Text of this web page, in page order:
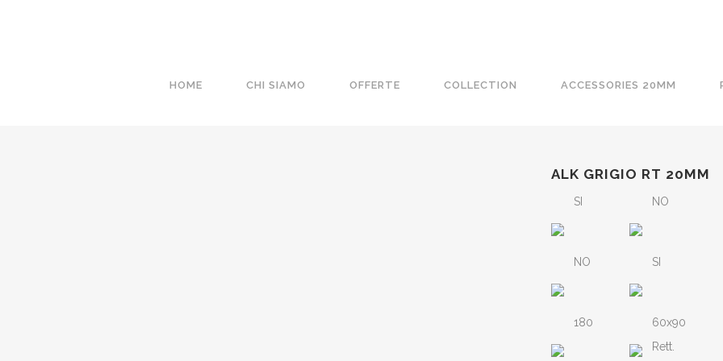
HOME CHI SIAMO OFFERTE COLLECTION ACCESSORIES 20MM
ALK GRIGIO RT 20MM
SI NO
NO SI
180
60x90
Rett.